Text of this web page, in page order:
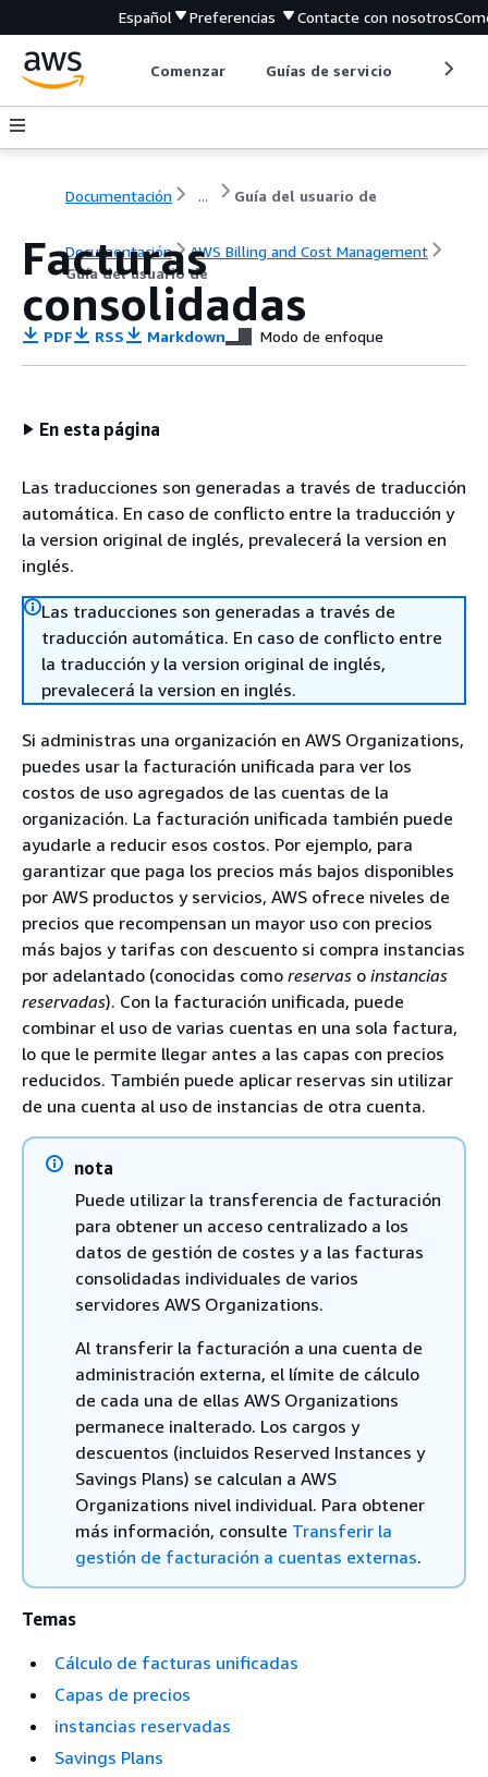
Español Preferencias Contacte con nosotros
Comenzar Guías de servicio
Documentación ... Guía del usuario de
Documentación
AWS Billing and Cost Management
Guía del usuario de
Facturas
consolidadas
PDF RSS Markdown Modo de enfoque
En esta página
Las traducciones son generadas a través de traducción
automática. En caso de conflicto entre la traducción y
la version original de inglés, prevalecerá la version en
inglés.
Las traducciones son generadas a través de
traducción automática. En caso de conflicto entre
la traducción y la version original de inglés,
prevalecerá la version en inglés.
Si administras una organización en AWS Organizations,
puedes usar la facturación unificada para ver los
costos de uso agregados de las cuentas de la
organización. La facturación unificada también puede
ayudarle a reducir esos costos. Por ejemplo, para
garantizar que paga los precios más bajos disponibles
por AWS productos y servicios, AWS ofrece niveles de
precios que recompensan un mayor uso con precios
más bajos y tarifas con descuento si compra instancias
por adelantado (conocidas como reservas o instancias
reservadas). Con la facturación unificada, puede
combinar el uso de varias cuentas en una sola factura,
lo que le permite llegar antes a las capas con precios
reducidos. También puede aplicar reservas sin utilizar
de una cuenta al uso de instancias de otra cuenta.
nota
Puede utilizar la transferencia de facturación
para obtener un acceso centralizado a los
datos de gestión de costes y a las facturas
consolidadas individuales de varios
servidores AWS Organizations.
Al transferir la facturación a una cuenta de
administración externa, el límite de cálculo
de cada una de ellas AWS Organizations
permanece inalterado. Los cargos y
descuentos (incluidos Reserved Instances y
Savings Plans) se calculan a AWS
Organizations nivel individual. Para obtener
más información, consulte Transferir la
gestión de facturación a cuentas externas.
Temas
Cálculo de facturas unificadas
Capas de precios
instancias reservadas
Savings Plans